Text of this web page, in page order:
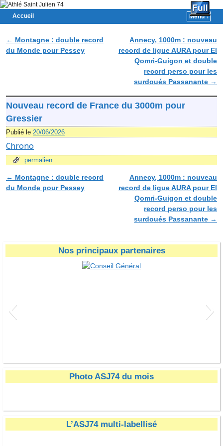
Accueil
Menu ↓
Navigation des articles
← Montagne : double record
du Monde pour Pessey
Annecy, 1000m : nouveau
record de ligue AURA pour El
Qomri-Guigon et double
record perso pour les
surdoués Passanante →
Nouveau record de France du 3000m pour
Gressier
Publié le 20/06/2026
Chrono
permalien
Navigation des articles
← Montagne : double record
du Monde pour Pessey
Annecy, 1000m : nouveau
record de ligue AURA pour El
Qomri-Guigon et double
record perso pour les
surdoués Passanante →
Nos principaux partenaires
Conseil Général
Photo ASJ74 du mois
L’ASJ74 multi-labellisé